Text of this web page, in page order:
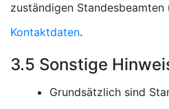
zuständigen Standesbeamten
Kontaktdaten.
3.5 Sonstige
Grundsätzlich sind